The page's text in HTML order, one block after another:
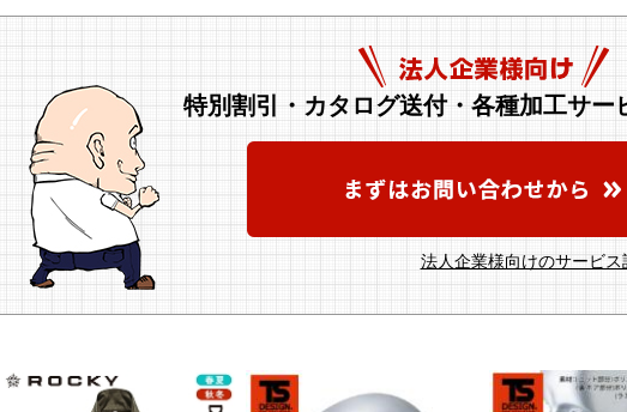
特別割引・カタログ送付・各種加工サー
法人企業様向けのサービス